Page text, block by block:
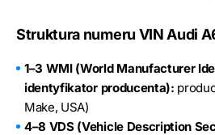
Struktura numeru VIN Audi
1–3 WMI (World Manufacturer
identyfikator producenta):
Make, USA)
4–8 VDS (Vehicle Description